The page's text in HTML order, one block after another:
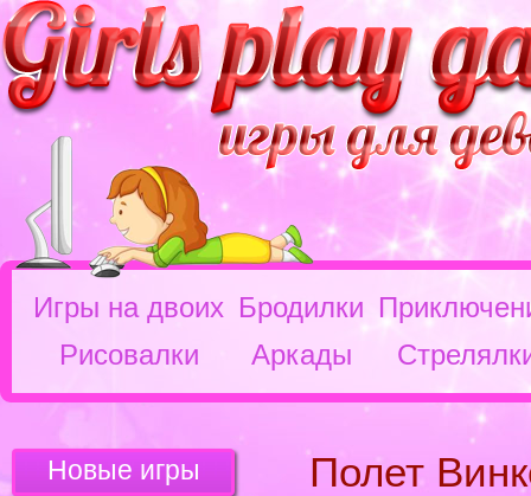
Игры на двоих Бродилки
Рисовалки
Аркады
Полет
Новые игры